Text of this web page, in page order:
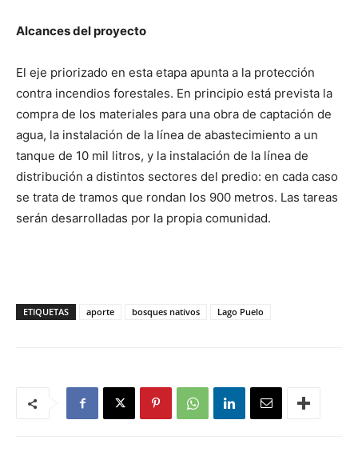
Alcances del proyecto
El eje priorizado en esta etapa apunta a la protección
contra incendios forestales. En principio está prevista la
compra de los materiales para una obra de captación de
agua, la instalación de la línea de abastecimiento a un
tanque de 10 mil litros, y la instalación de la línea de
distribución a distintos sectores del predio: en cada caso
se trata de tramos que rondan los 900 metros. Las tareas
serán desarrolladas por la propia comunidad.
ETIQUETAS aporte bosques nativos Lago Puelo